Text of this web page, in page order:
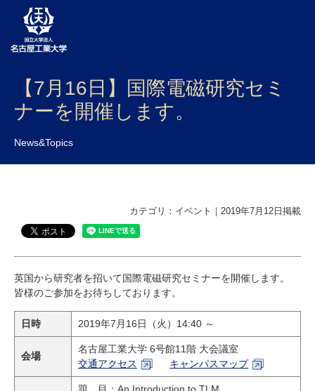
大学案内
学部・大学院・センター
入試
国際交流
研究・教員Navi
在学生
卒業生
【7月16日】国際電磁研究セミ
ナーを開催します。
News&Topics
カテゴリ：イベント｜2019年7月12日掲載
英国から研究者を招いて国際電磁研究セミナーを開催します。
皆様のご参加をお待ちしております。
日時 2019年7月16日（火）14:40 ～
会場
名古屋工業大学 6号館11階 大会議室
交通アクセス
キャンパスマップ
題 目：An Introduction to TLM